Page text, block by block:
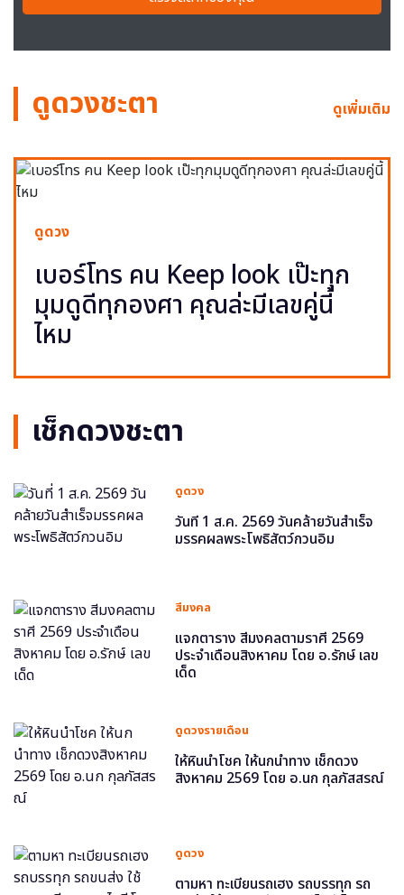
ดูดวงชะตา ดูเพิ่มเติม
ดูดวง
เบอร์โทร คน Keep look เป๊ะทุก
มุมดูดีทุกองศา คุณล่ะมีเลขคู่นี้
ไหม
เช็กดวงชะตา
ดูดวง
วันที่ 1 ส.ค. 2569 วันคล้ายวันสำเร็จ
มรรคผลพระโพธิสัตว์กวนอิม
สีมงคล
แจกตาราง สีมงคลตามราศี 2569
ประจำเดือนสิงหาคม โดย อ.รักษ์ เลข
เด็ด
ดูดวงรายเดือน
ให้หินนำโชค ให้นกนำทาง เช็กดวง
สิงหาคม 2569 โดย อ.นก กุลภัสสรณ์
ดูดวง
ตามหา ทะเบียนรถเฮง รถบรรทุก รถ